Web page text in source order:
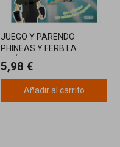
JUEGO Y PARENDO
PHINEAS Y FERB LA
5,98 €
Añadir al carrito